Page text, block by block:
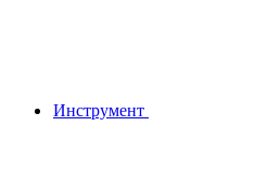
Инструмент